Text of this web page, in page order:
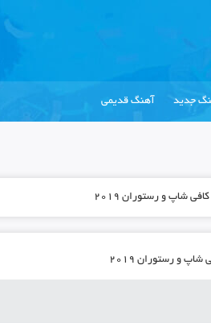
جدید آهنگ قدیمی
شاپ و رستوران ۲۰۱۹
و رستوران ۲۰۱۹